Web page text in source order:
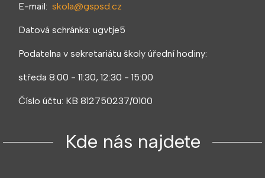
E-mail: skola@gspsd.cz
Datová schránka: ugvtje5
Podatelna v sekretariátu školy úřední hodiny:
středa 8:00 - 11:30, 12:30 - 15:00
Číslo účtu: KB 812750237/0100
Kde nás najdete